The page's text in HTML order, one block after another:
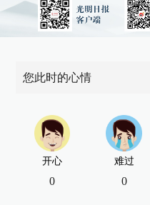
您此时的心情
开心
0
难过
0